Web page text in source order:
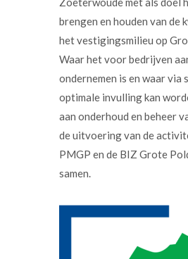
brengen en houden van de
het vestigingsmilieu op
Waar het voor bedrijven
ondernemen is en waar via
optimale invulling kan
aan onderhoud en beheer
de uitvoering van de
PMGP en de BIZ Grote
samen.